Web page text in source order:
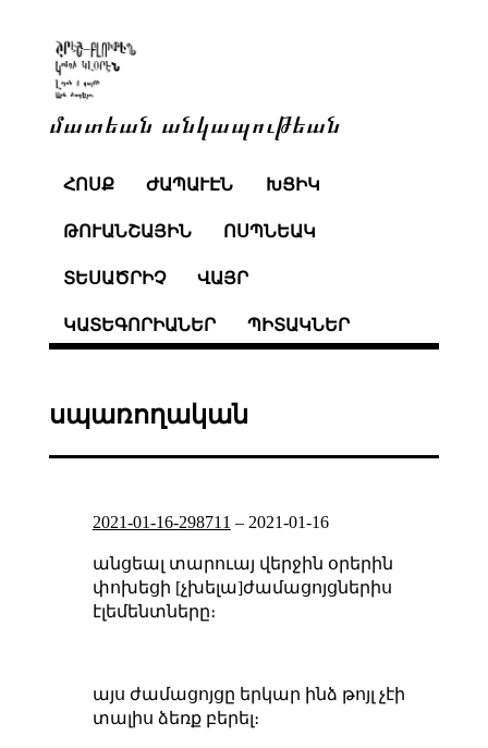
մատեան անկապութեան
ՀՈՍՔ ԺԱՊԱՒԷՆ ԽՑԻԿ
ԹՈՒԱՆՇԱՅԻՆ ՈՍՊՆԵԱԿ
ՏԵՍԱԾՐԻՉ ՎԱՅՐ
ԿԱՏԵԳՈՐԻԱՆԵՐ ՊԻՏԱԿՆԵՐ
սպառողական
2021-01-16-298711 – 2021-01-16
անցեալ տարուայ վերջին օրերին
փոխեցի [չխելա]ժամացոյցներիս
էլեմենտները։
այս ժամացոյցը երկար ինձ թոյլ չէի
տալիս ձեռք բերել։